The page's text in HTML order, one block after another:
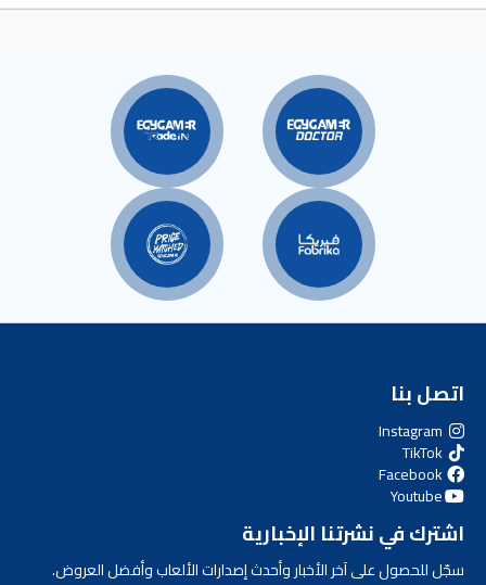
اتصل بنا
Instagram
TikTok
Facebook
Youtube
اشترك في نشرتنا الإخبارية
سجّل للحصول على آخر الأخبار وأحدث إصدارات الألعاب وأفضل العروض.